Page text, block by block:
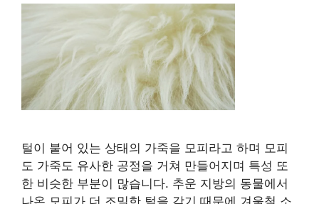
털이 붙어 있는 상태의 가죽을 모피라고 하며 모피
도 가죽도 유사한 공정을 거쳐 만들어지며 특성 또
한 비슷한 부분이 많습니다. 추운 지방의 동물에서
나온 모피가 더 조밀한 털을 갖기 때문에 겨울철 소